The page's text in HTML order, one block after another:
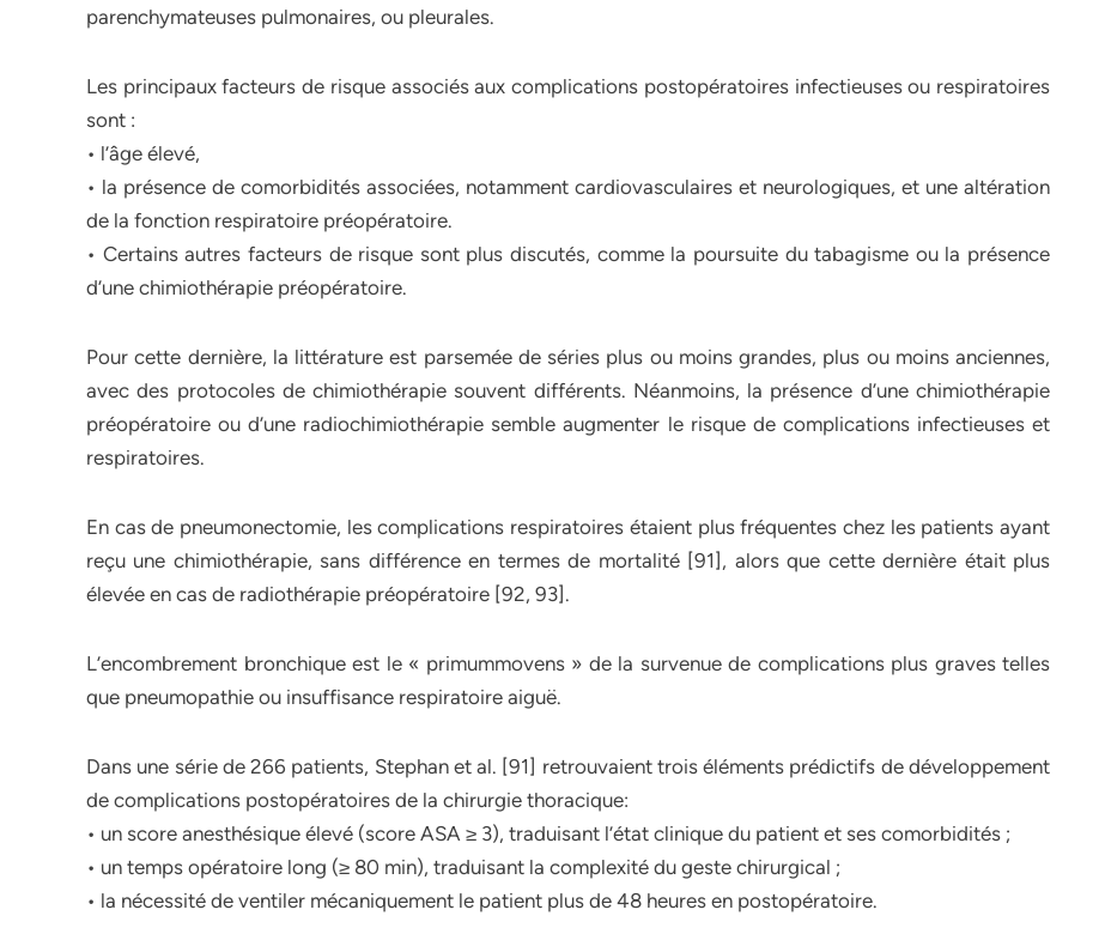
parenchymateuses pulmonaires, ou pleurales.
Les principaux facteurs de risque associés aux complications postopératoires infectieuses ou respiratoires
sont :
• l’âge élevé,
• la présence de comorbidités associées, notamment cardiovasculaires et neurologiques, et une altération
de la fonction respiratoire préopératoire.
• Certains autres facteurs de risque sont plus discutés, comme la poursuite du tabagisme ou la présence
d’une chimiothérapie préopératoire.
Pour cette dernière, la littérature est parsemée de séries plus ou moins grandes, plus ou moins anciennes,
avec des protocoles de chimiothérapie souvent différents. Néanmoins, la présence d’une chimiothérapie
préopératoire ou d’une radiochimiothérapie semble augmenter le risque de complications infectieuses et
respiratoires.
En cas de pneumonectomie, les complications respiratoires étaient plus fréquentes chez les patients ayant
reçu une chimiothérapie, sans différence en termes de mortalité [91], alors que cette dernière était plus
élevée en cas de radiothérapie préopératoire [92, 93].
L’encombrement bronchique est le « primummovens » de la survenue de complications plus graves telles
que pneumopathie ou insuffisance respiratoire aiguë.
Dans une série de 266 patients, Stephan et al. [91] retrouvaient trois éléments prédictifs de développement
de complications postopératoires de la chirurgie thoracique:
• un score anesthésique élevé (score ASA ≥ 3), traduisant l’état clinique du patient et ses comorbidités ;
• un temps opératoire long (≥ 80 min), traduisant la complexité du geste chirurgical ;
• la nécessité de ventiler mécaniquement le patient plus de 48 heures en postopératoire.